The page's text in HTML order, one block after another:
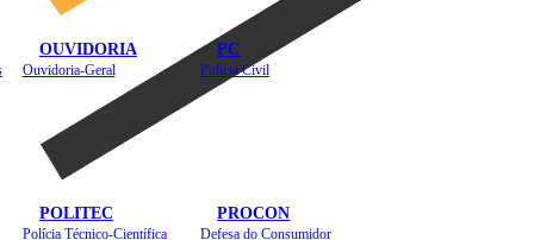
OUVIDORIA
Ouvidoria-Geral
PC
Polícia Civil
POLITEC
Polícia Técnico-Científica
PROCON
Defesa do Consumidor